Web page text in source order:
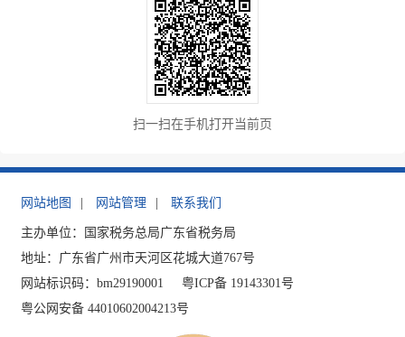
扫一扫在手机打开当前页
网站地图 网站管理 联系我们
主办单位：国家税务总局广东省税务局
地址：广东省广州市天河区花城大道767号
网站标识码：bm29190001
粤ICP备 19143301号
粤公网安备 44010602004213号